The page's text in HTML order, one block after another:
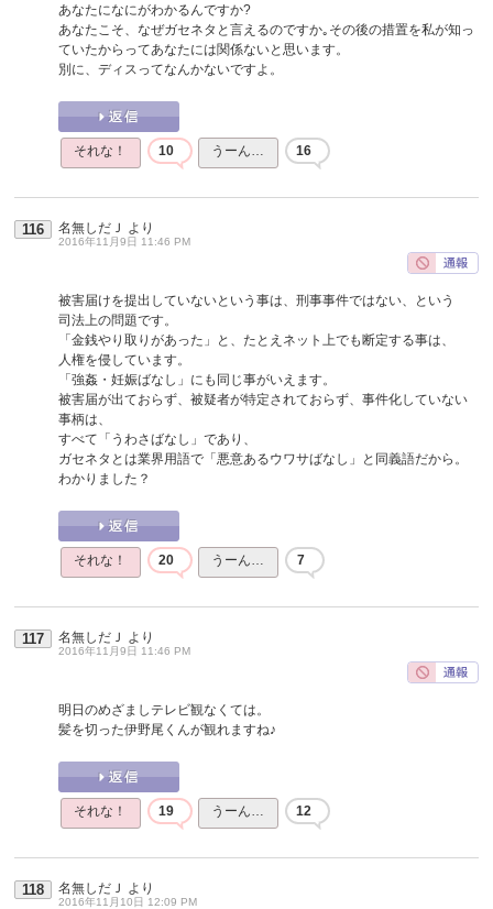
あなたになにがわかるんですか?
あなたこそ、なぜガセネタと言えるのですか｡その後の措置を私が知っ
ていたからってあなたには関係ないと思います。
別に、ディスってなんかないですよ。
それな！ 10 うーん… 16
116 名無しだＪ より
2016年11月9日 11:46 PM
被害届けを提出していないという事は、刑事事件ではない、という
司法上の問題です。
「金銭やり取りがあった」と、たとえネット上でも断定する事は、
人権を侵しています。
「強姦・妊娠ばなし」にも同じ事がいえます。
被害届が出ておらず、被疑者が特定されておらず、事件化していない
事柄は、
すべて「うわさばなし」であり、
ガセネタとは業界用語で「悪意あるウワサばなし」と同義語だから。
わかりました？
それな！ 20 うーん… 7
117 名無しだＪ より
2016年11月9日 11:46 PM
明日のめざましテレビ観なくては。
髪を切った伊野尾くんが観れますね♪
それな！ 19 うーん… 12
118 名無しだＪ より
2016年11月10日 12:09 PM